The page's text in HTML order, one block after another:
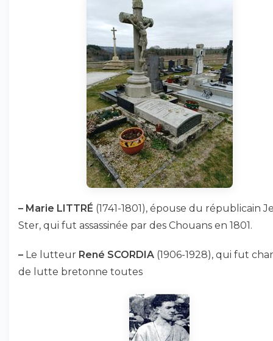
– Marie LITTRÉ (1741-1801), épouse du républicain
Ster, qui fut assassinée par des Chouans en 1801.
– Le lutteur René SCORDIA (1906-1928), qui fut
de lutte bretonne toutes